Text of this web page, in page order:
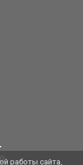
работы сайта,